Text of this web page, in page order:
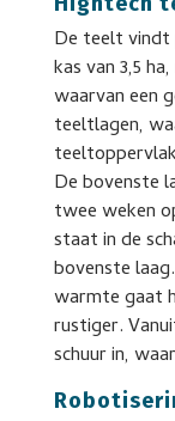
De teelt vindt
kas van 3,5
waarvan een
teeltlagen,
De bovenste
twee weken
staat in de
bovenste
warmte gaat
rustiger.
schuur in,